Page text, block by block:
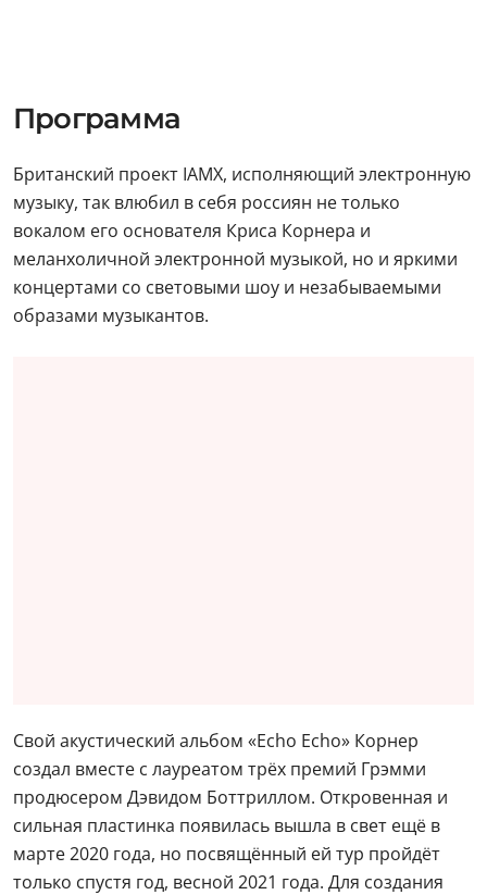
Программа
Британский проект IAMX, исполняющий электронную
музыку, так влюбил в себя россиян не только
вокалом его основателя Криса Корнера и
меланхоличной электронной музыкой, но и яркими
концертами со световыми шоу и незабываемыми
образами музыкантов.
Свой акустический альбом «Echo Echo» Корнер
создал вместе с лауреатом трёх премий Грэмми
продюсером Дэвидом Боттриллом. Откровенная и
сильная пластинка появилась вышла в свет ещё в
марте 2020 года, но посвящённый ей тур пройдёт
только спустя год, весной 2021 года. Для создания